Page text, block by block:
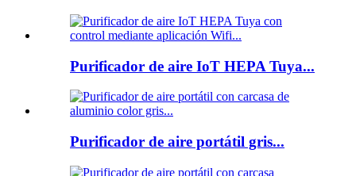
Purificador de aire IoT HEPA Tuya...
Purificador de aire portátil gris...